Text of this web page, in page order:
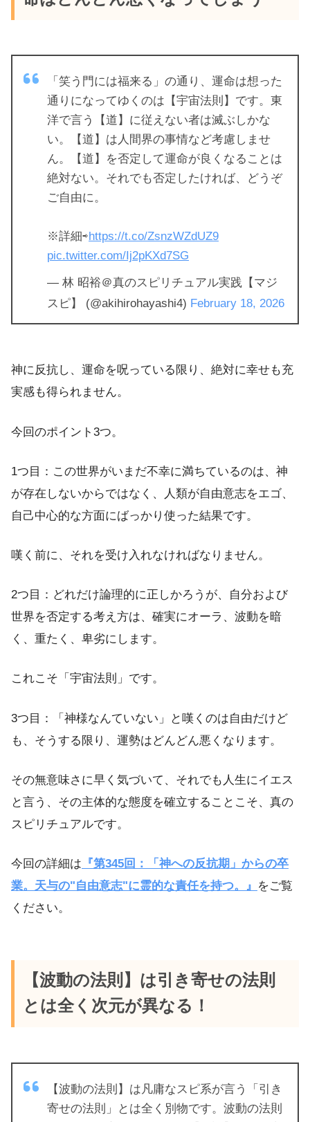
「笑う門には福来る」の通り、運命は想った
通りになってゆくのは【宇宙法則】です。東
洋で言う【道】に従えない者は滅ぶしかな
い。【道】は人間界の事情など考慮しませ
ん。【道】を否定して運命が良くなることは
絶対ない。それでも否定したければ、どうぞ
ご自由に。
※詳細⇨https://t.co/ZsnzWZdUZ9
pic.twitter.com/Ij2pKXd7SG
— 林 昭裕＠真のスピリチュアル実践【マジ
スピ】 (@akihirohayashi4) February 18, 2026
神に反抗し、運命を呪っている限り、絶対に幸せも充
実感も得られません。
今回のポイント3つ。
1つ目：この世界がいまだ不幸に満ちているのは、神
が存在しないからではなく、人類が自由意志をエゴ、
自己中心的な方面にばっかり使った結果です。
嘆く前に、それを受け入れなければなりません。
2つ目：どれだけ論理的に正しかろうが、自分および
世界を否定する考え方は、確実にオーラ、波動を暗
く、重たく、卑劣にします。
これこそ「宇宙法則」です。
3つ目：「神様なんていない」と嘆くのは自由だけど
も、そうする限り、運勢はどんどん悪くなります。
その無意味さに早く気づいて、それでも人生にイエス
と言う、その主体的な態度を確立することこそ、真の
スピリチュアルです。
今回の詳細は 『第345回：「神への反抗期」からの卒
業。天与の"自由意志"に霊的な責任を持つ。』 をご覧
ください。
【波動の法則】は引き寄せの法則
とは全く次元が異なる！
【波動の法則】は凡庸なスピ系が言う「引き
寄せの法則」とは全く別物です。波動の法則